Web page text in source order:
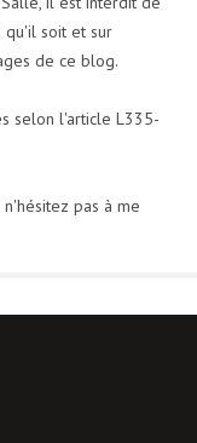
soit et sur
de ce blog.
selon l'article L335-
pas à me